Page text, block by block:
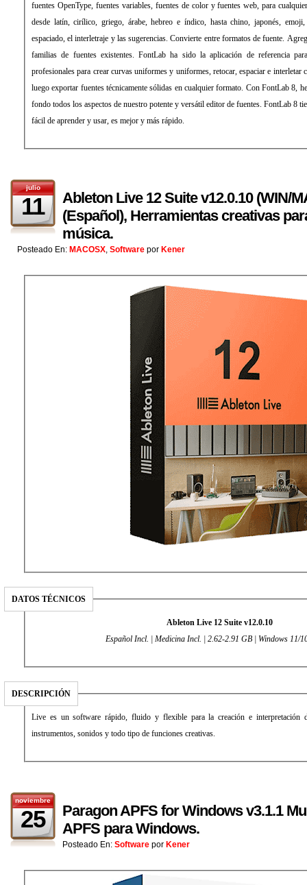
fuentes OpenType, fuentes variables, fuentes de color y fuentes web, para
desde latín, cirílico, griego, árabe, hebreo e índico, hasta chino, japonés,
espaciado, el interletraje y las sugerencias. Convierte entre formatos de fuente.
familias de fuentes existentes. FontLab ha sido la aplicación de referencia
profesionales para crear curvas uniformes y uniformes, retocar, espaciar e interletar
luego exportar fuentes técnicamente sólidas en cualquier formato. Con FontLab 8,
fondo todos los aspectos de nuestro potente y versátil editor de fuentes. FontLab 8
fácil de aprender y usar, es mejor y más rápido.
julio
11
Ableton Live 12 Suite v12.0.10 (WIN/
(Español), Herramientas creativas
música.
Posteado En: MACOSX Software por Kener
DATOS TÉCNICOS
Ableton Live 12 Suite v12.0.10
Español Incl. | Medicina Incl. | 2.62-2.91 GB | Windows 11/
DESCRIPCIÓN
Live es un software rápido, fluido y flexible para la creación e interpretación
instrumentos, sonidos y todo tipo de funciones creativas.
noviembre
25
Paragon APFS for Windows v3.1.1
APFS para Windows.
Posteado En: Software por Kener